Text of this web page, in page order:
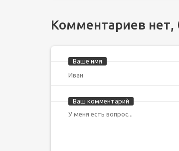
Комментариев нет,
Ваше имя
Ваш комментарий